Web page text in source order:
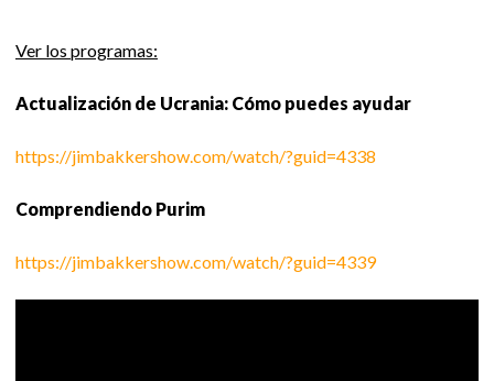
Ver los programas:
Actualización de Ucrania: Cómo puedes ayudar
https://jimbakkershow.com/watch/?guid=4338
Comprendiendo Purim
https://jimbakkershow.com/watch/?guid=4339